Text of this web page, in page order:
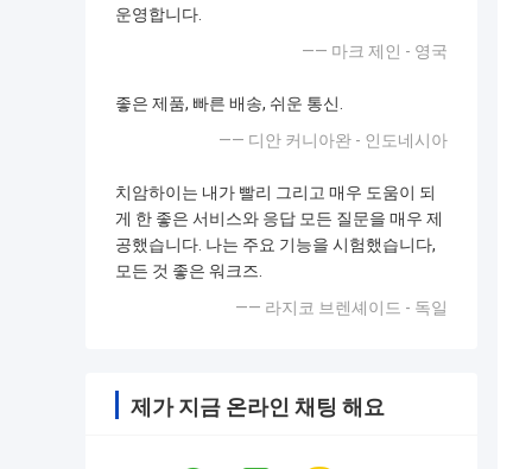
운영합니다.
—— 마크 제인 - 영국
좋은 제품, 빠른 배송, 쉬운 통신.
—— 디안 커니아완 - 인도네시아
치암하이는 내가 빨리 그리고 매우 도움이 되
게 한 좋은 서비스와 응답 모든 질문을 매우 제
공했습니다. 나는 주요 기능을 시험했습니다,
모든 것 좋은 워크즈.
—— 라지코 브렌셰이드 - 독일
제가 지금 온라인 채팅 해요